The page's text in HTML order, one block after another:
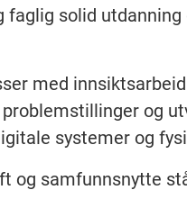
solid utdanning
med
og
systemer og
og samfunnsnytte